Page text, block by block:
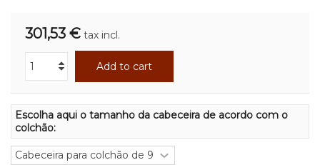
301,53 € tax incl.
Add to cart
Escolha aqui o tamanho da cabeceira de acordo com o
colchão: